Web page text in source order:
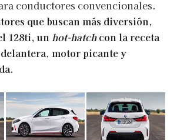
conductores convencionales.
que buscan más diversión,
128ti, un hot-hatchcon la receta
motor picante y